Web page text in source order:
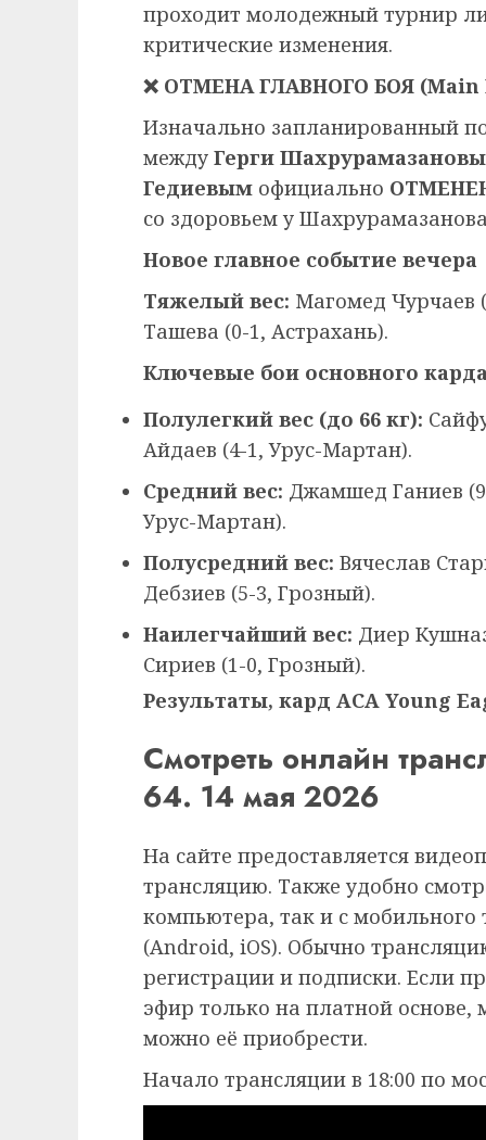
проходит молодежный турнир
критические изменения.
❌ ОТМЕНА ГЛАВНОГО БОЯ (Main
Изначально запланированный
между Герги
Гедиевым официально
со здоровьем у
Новое главное событие вечера
Тяжелый вес: Магомед Чурчаев
Ташева (0-1, Астрахань).
Ключевые бои основного
Полулегкий вес (до 66 кг):
Айдаев (4-1, Урус-Мартан).
Средний вес: Джамшед Ганиев
Урус-Мартан).
Полусредний вес: Вячеслав
Дебзиев (5-3, Грозный).
Наилегчайший вес: Диер
Сириев (1-0, Грозный).
Результаты, кард ACA Young
Смотреть онлайн
64. 14 мая 2026
На сайте предоставляется
трансляцию. Также удобно
компьютера, так и с мобильного
(Android, iOS). Обычно
регистрации и подписки. Если
эфир только на платной
можно её приобрести.
Начало трансляции в 18:00 по